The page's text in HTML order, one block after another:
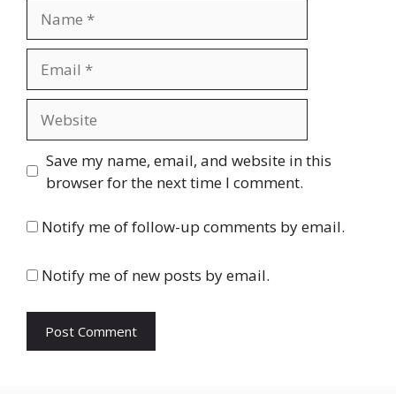
Save my name, email, and website in this
browser for the next time I comment.
Notify me of follow-up comments by email.
Notify me of new posts by email.